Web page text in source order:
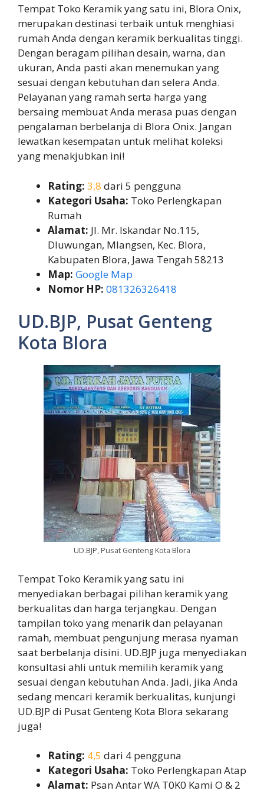
Tempat Toko Keramik yang satu ini, Blora Onix,
merupakan destinasi terbaik untuk menghiasi
rumah Anda dengan keramik berkualitas tinggi.
Dengan beragam pilihan desain, warna, dan
ukuran, Anda pasti akan menemukan yang
sesuai dengan kebutuhan dan selera Anda.
Pelayanan yang ramah serta harga yang
bersaing membuat Anda merasa puas dengan
pengalaman berbelanja di Blora Onix. Jangan
lewatkan kesempatan untuk melihat koleksi
yang menakjubkan ini!
Rating: 3,8 dari 5 pengguna
Kategori Usaha: Toko Perlengkapan
Rumah
Alamat: Jl. Mr. Iskandar No.115,
Dluwungan, Mlangsen, Kec. Blora,
Kabupaten Blora, Jawa Tengah 58213
Map: Google Map
Nomor HP: 081326326418
UD.BJP, Pusat Genteng
Kota Blora
UD.BJP, Pusat Genteng Kota Blora
Tempat Toko Keramik yang satu ini
menyediakan berbagai pilihan keramik yang
berkualitas dan harga terjangkau. Dengan
tampilan toko yang menarik dan pelayanan
ramah, membuat pengunjung merasa nyaman
saat berbelanja disini. UD.BJP juga menyediakan
konsultasi ahli untuk memilih keramik yang
sesuai dengan kebutuhan Anda. Jadi, jika Anda
sedang mencari keramik berkualitas, kunjungi
UD.BJP di Pusat Genteng Kota Blora sekarang
juga!
Rating: 4,5 dari 4 pengguna
Kategori Usaha: Toko Perlengkapan Atap
Alamat: Psan Antar WA T0K0 Kami O & 2